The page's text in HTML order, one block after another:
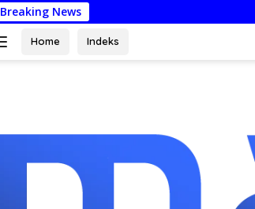
Breaking News Dari Mustahik
Home Indeks